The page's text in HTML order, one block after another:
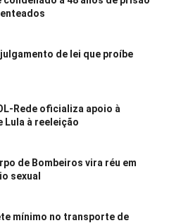
de lei que proíbe
Rede oficializa apoio à
Lula à reeleição
de Bombeiros vira réu em
sexual
mínimo no transporte de